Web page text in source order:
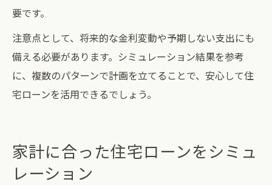
要です。
注意点として、将来的な金利変動や予期しない支出にも
備える必要があります。シミュレーション結果を参考
に、複数のパターンで計画を立てることで、安心して住
宅ローンを活用できるでしょう。
家計に合った住宅ローンをシミュ
レーション